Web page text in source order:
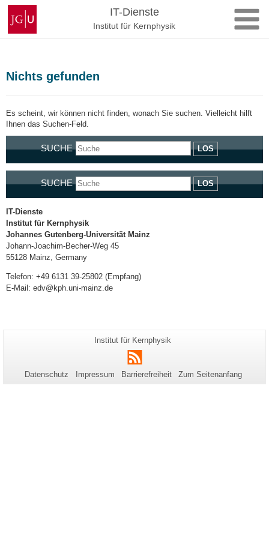
Zum
Inhalt
springen
Johannes
Gutenberg-
Universität
IT-Dienste
Institut für Kernphysik
Nichts gefunden
Es scheint, wir können nicht finden, wonach Sie suchen. Vielleicht hilft
Ihnen das Suchen-Feld.
SUCHE LOS
SUCHE LOS
IT-Dienste
Institut für Kernphysik
Johannes Gutenberg-Universität Mainz
Johann-Joachim-Becher-Weg 45
55128 Mainz, Germany
Telefon: +49 6131 39-25802 (Empfang)
E-Mail: edv@kph.uni-mainz.de
Zusätzliche
Informationen
zu
dieser
Seiten-
Institut für Kernphysik
RSS
Datenschutz Impressum Barrierefreiheit Zum Seitenanfang